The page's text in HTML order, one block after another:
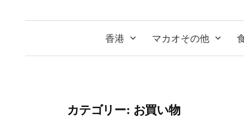
香港 マカオその他
カテゴリー: お買い物